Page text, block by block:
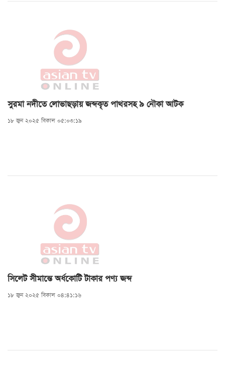
সুরমা নদীতে লোভাছড়ায় জব্দকৃত পাথরসহ ৯ নৌকা আটক
১৮ জুন ২০২৫ বিকাল ০৫:০৩:১৯
সিলেট সীমান্তে অর্ধকোটি টাকার পণ্য জব্দ
১৮ জুন ২০২৫ বিকাল ০৪:৪১:১৬